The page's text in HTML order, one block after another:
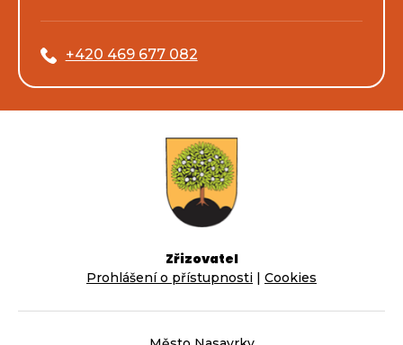
+420 469 677 082
Zřizovatel
Prohlášení o přístupnosti | Cookies